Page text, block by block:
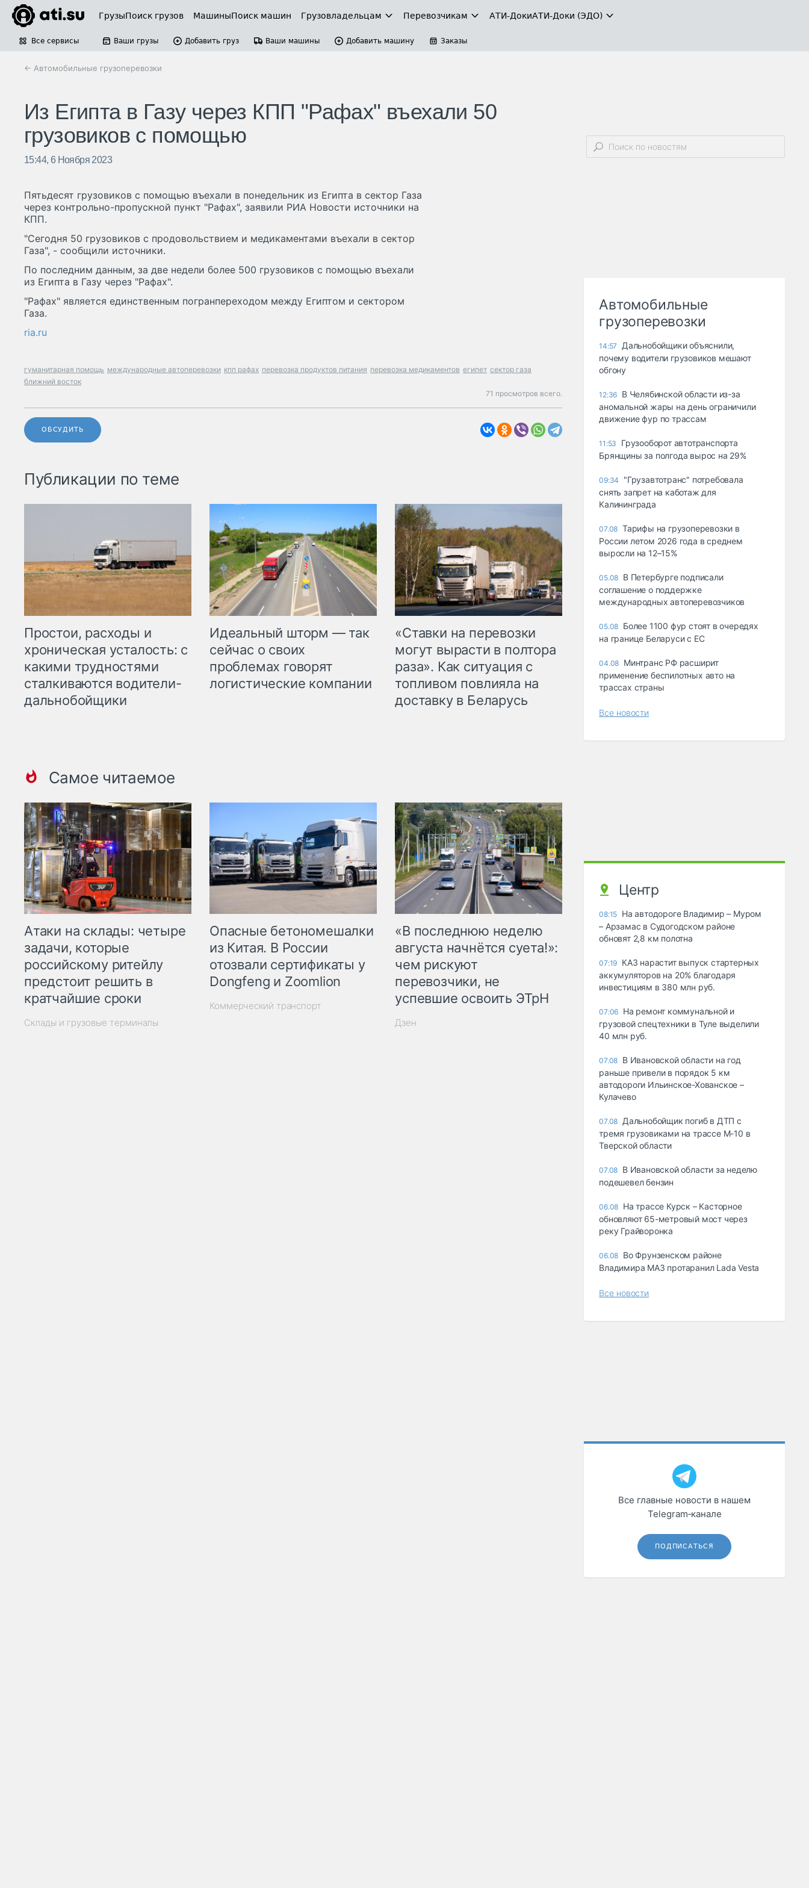
ГрузыПоиск грузов МашиныПоиск машин Грузовладельцам Перевозчикам АТИ-ДокиАТИ-Доки (ЭДО)
Все сервисы Ваши грузы Добавить груз Ваши машины Добавить машину Заказы
← Автомобильные грузоперевозки
Из Египта в Газу через КПП "Рафах" въехали 50
грузовиков с помощью
15:44, 6 Ноября 2023
Пятьдесят грузовиков с помощью въехали в понедельник из Египта в сектор Газа
через контрольно-пропускной пункт "Рафах", заявили РИА Новости источники на
КПП.
"Сегодня 50 грузовиков с продовольствием и медикаментами въехали в сектор
Газа", - сообщили источники.
По последним данным, за две недели более 500 грузовиков с помощью въехали
из Египта в Газу через "Рафах".
"Рафах" является единственным погранпереходом между Египтом и сектором
Газа.
ria.ru
гуманитарная помощь международные автоперевозки кпп рафах перевозка продуктов питания перевозка медикаментов египет сектор газа
ближний восток
71 просмотров всего.
ОБСУДИТЬ
Публикации по теме
Простои, расходы и
хроническая усталость: с
какими трудностями
сталкиваются водители-
дальнобойщики
Идеальный шторм — так
сейчас о своих
проблемах говорят
логистические компании
«Ставки на перевозки
могут вырасти в полтора
раза». Как ситуация с
топливом повлияла на
доставку в Беларусь
Самое читаемое
Атаки на склады: четыре
задачи, которые
российскому ритейлу
предстоит решить в
кратчайшие сроки
Склады и грузовые терминалы
Опасные бетономешалки
из Китая. В России
отозвали сертификаты у
Dongfeng и Zoomlion
Коммерческий транспорт
«В последнюю неделю
августа начнётся суета!»:
чем рискуют
перевозчики, не
успевшие освоить ЭТрН
Дзен
Автомобильные
грузоперевозки
14:57
Дальнобойщики объяснили,
почему водители грузовиков мешают
обгону
12:36 В Челябинской области из-за
аномальной жары на день ограничили
движение фур по трассам
11:53
Грузооборот автотранспорта
Брянщины за полгода вырос на 29%
09:34
"Грузавтотранс" потребовала
снять запрет на каботаж для
Калининграда
07.08 Тарифы на грузоперевозки в
России летом 2026 года в среднем
выросли на 12–15%
05.08 В Петербурге подписали
соглашение о поддержке
международных автоперевозчиков
05.08 Более 1100 фур стоят в очередях
на границе Беларуси с ЕС
04.08 Минтранс РФ расширит
применение беспилотных авто на
трассах страны
Все новости
Центр
08:15 На автодороге Владимир – Муром
– Арзамас в Судогодском районе
обновят 2,8 км полотна
07:19 КАЗ нарастит выпуск стартерных
аккумуляторов на 20% благодаря
инвестициям в 380 млн руб.
07:06 На ремонт коммунальной и
грузовой спецтехники в Туле выделили
40 млн руб.
07.08 В Ивановской области на год
раньше привели в порядок 5 км
автодороги Ильинское-Хованское –
Кулачево
07.08 Дальнобойщик погиб в ДТП с
тремя грузовиками на трассе М-10 в
Тверской области
07.08 В Ивановской области за неделю
подешевел бензин
06.08 На трассе Курск – Касторное
обновляют 65-метровый мост через
реку Грайворонка
06.08 Во Фрунзенском районе
Владимира МАЗ протаранил Lada Vesta
Все новости
Все главные новости в нашем
Telegram‑канале
ПОДПИСАТЬСЯ